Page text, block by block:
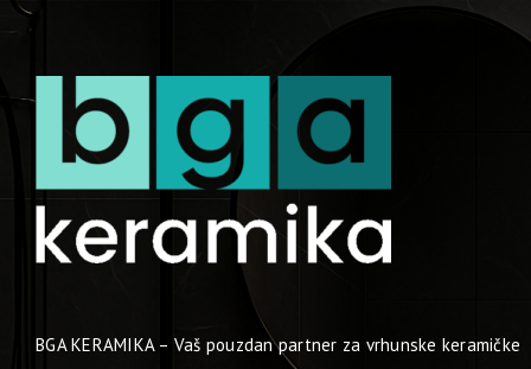
BGA KERAMIKA – Vaš pouzdan partner za vrhunske keramičke